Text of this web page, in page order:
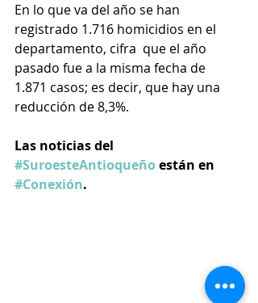
En lo que va del año se han
registrado 1.716 homicidios en el
departamento, cifra  que el año
pasado fue a la misma fecha de
1.871 casos; es decir, que hay una
reducción de 8,3%.
Las noticias del
#SuroesteAntioqueño están en
#Conexión.